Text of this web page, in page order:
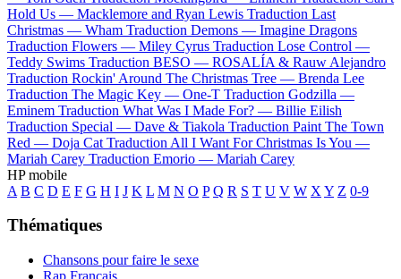
Hold Us — Macklemore and Ryan Lewis Traduction Last
Christmas — Wham Traduction Demons — Imagine Dragons
Traduction Flowers — Miley Cyrus Traduction Lose Control —
Teddy Swims Traduction BESO — ROSALÍA & Rauw Alejandro
Traduction Rockin' Around The Christmas Tree — Brenda Lee
Traduction The Magic Key — One-T Traduction Godzilla —
Eminem Traduction What Was I Made For? — Billie Eilish
Traduction Special — Dave & Tiakola Traduction Paint The Town
Red — Doja Cat Traduction All I Want For Christmas Is You —
Mariah Carey Traduction Emorio — Mariah Carey
HP mobile
A B C D E F G H I J K L M N O P Q R S T U V W X Y Z 0-9
Thématiques
Chansons pour faire le sexe
Rap Français